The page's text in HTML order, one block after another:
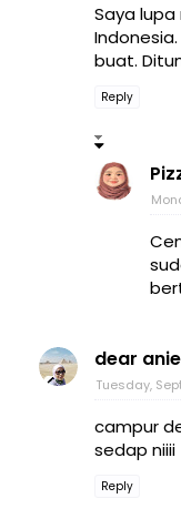
Saya lupa
buat.
Reply
dear
Tuesday,
campur
sedap niiii
Reply